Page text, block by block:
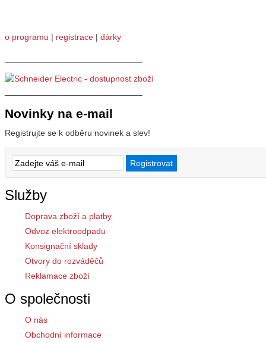
o programu | registrace | dárky
Novinky na e-mail
Registrujte se k odběru novinek a slev!
Služby
Doprava zboží a platby
Odvoz elektroodpadu
Konsignační sklady
Otvory do rozváděčů
Reklamace zboží
O společnosti
O nás
Obchodní informace